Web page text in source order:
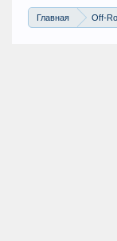
Главная Off-